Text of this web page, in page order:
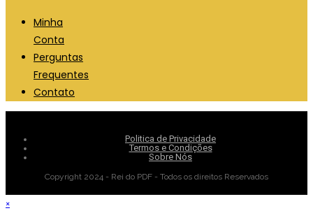
Minha
Conta
Perguntas
Frequentes
Contato
Politica de Privacidade
Termos e Condições
Sobre Nós
Copyright 2024 - Rei do PDF - Todos os direitos Reservados
×